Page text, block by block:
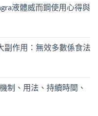
液體威而鋼使用心得與
副作用：無效多數係食法
制、用法、持續時間、